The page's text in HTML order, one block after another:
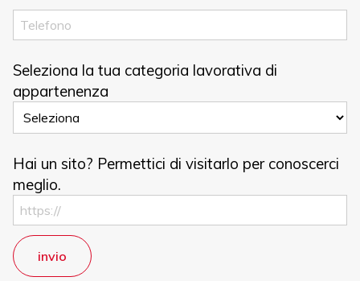
Seleziona la tua categoria lavorativa di
appartenenza
Hai un sito? Permettici di visitarlo per conoscerci
meglio.
invio